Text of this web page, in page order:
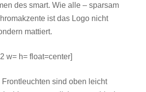
des smart. Wie alle – sparsam
ist das Logo nicht
mattiert.
w= h= float=center]
sind oben leicht